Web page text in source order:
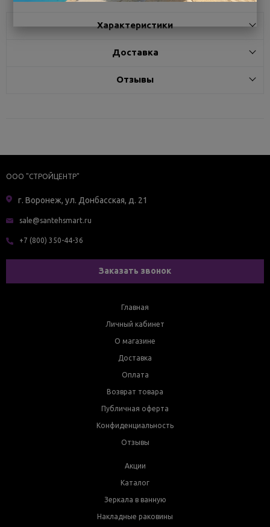
Характеристики
Доставка
Отзывы
ООО "СТРОЙЦЕНТР"
г. Воронеж, ул. Донбасская, д. 21
sale@santehsmart.ru
+7 (800) 350-44-36
Заказать звонок
Главная
Личный кабинет
О магазине
Доставка
Оплата
Возврат товара
Публичная оферта
Конфиденциальность
Отзывы
Акции
Каталог
Зеркала в ванную
Накладные раковины